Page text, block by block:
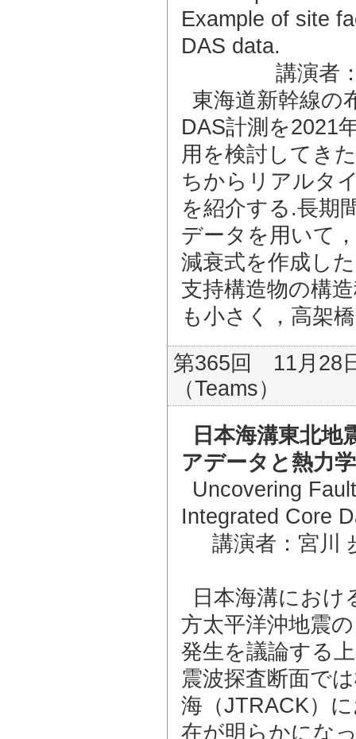
Example of site
DAS data.
講演者
東海道新幹線の
DAS計測を2021
用を検討してき
ちからリアルタ
を紹介する.長期
データを用いて
減衰式を作成し
支持構造物の構
も小さく，高架
第365回 11月28
（Teams）
日本海溝東北地
アデータと熱力
Uncovering
Integrated Core
講演者：宮川
日本海溝におけ
方太平洋沖地震
発生を議論する
震波探査断面で
海（JTRACK）
在が明らかにな